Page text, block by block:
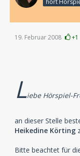
19. Februar 2008 +1
Liebe Hörspiel-
an dieser Stelle
Heikedine Körting
Bitte beachtet für